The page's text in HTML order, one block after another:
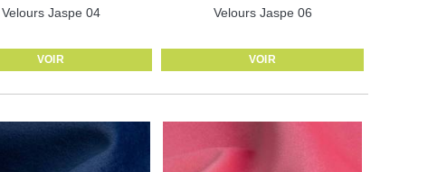
Velours Jaspe 04
VOIR
Velours Jaspe 06
VOIR